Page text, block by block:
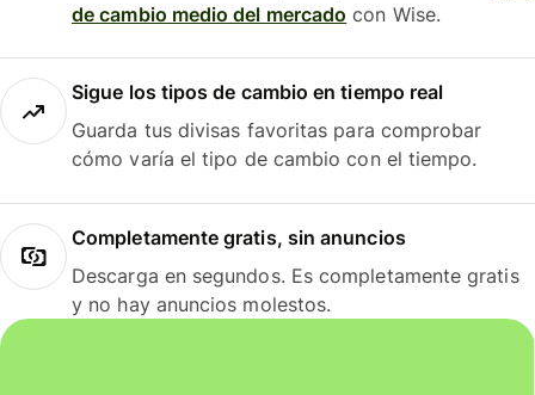
de cambio medio del mercado con Wise.
Sigue los tipos de cambio en tiempo real
Guarda tus divisas favoritas para comprobar
cómo varía el tipo de cambio con el tiempo.
Completamente gratis, sin anuncios
Descarga en segundos. Es completamente gratis
y no hay anuncios molestos.